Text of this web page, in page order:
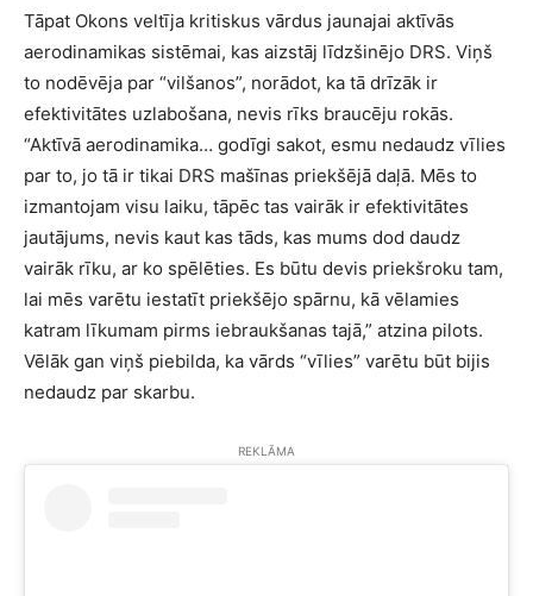
Tāpat Okons veltīja kritiskus vārdus jaunajai aktīvās
aerodinamikas sistēmai, kas aizstāj līdzšinējo DRS. Viņš
to nodēvēja par “vilšanos”, norādot, ka tā drīzāk ir
efektivitātes uzlabošana, nevis rīks braucēju rokās.
“Aktīvā aerodinamika… godīgi sakot, esmu nedaudz vīlies
par to, jo tā ir tikai DRS mašīnas priekšējā daļā. Mēs to
izmantojam visu laiku, tāpēc tas vairāk ir efektivitātes
jautājums, nevis kaut kas tāds, kas mums dod daudz
vairāk rīku, ar ko spēlēties. Es būtu devis priekšroku tam,
lai mēs varētu iestatīt priekšējo spārnu, kā vēlamies
katram līkumam pirms iebraukšanas tajā,” atzina pilots.
Vēlāk gan viņš piebilda, ka vārds “vīlies” varētu būt bijis
nedaudz par skarbu.
REKLĀMA